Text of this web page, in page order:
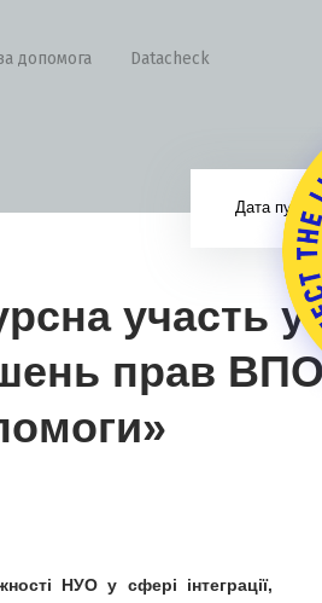
допомога Datacheck
Дата
участь у
прав
НУО у сфері інтеграції,